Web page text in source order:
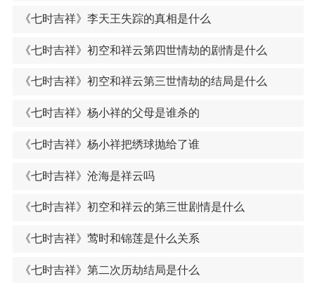
《七时吉祥》李天王失踪的真相是什么
《七时吉祥》初空和祥云第四世情劫的剧情是什么
《七时吉祥》初空和祥云第三世情劫的结局是什么
《七时吉祥》杨小祥的父母是谁杀的
《七时吉祥》杨小祥把绣球抛给了谁
《七时吉祥》沧海是祥云吗
《七时吉祥》初空和祥云的第三世剧情是什么
《七时吉祥》莺时和锦莲是什么关系
《七时吉祥》第二次历劫结局是什么